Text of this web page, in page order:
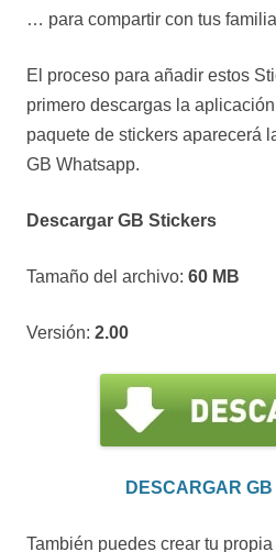
… para compartir con tus
El proceso para añadir estos
primero descargas la
paquete de stickers aparecerá
GB Whatsapp.
Descargar GB Stickers
Tamaño del archivo: 60 MB
Versión: 2.00
DESCARGAR
También puedes crear tu